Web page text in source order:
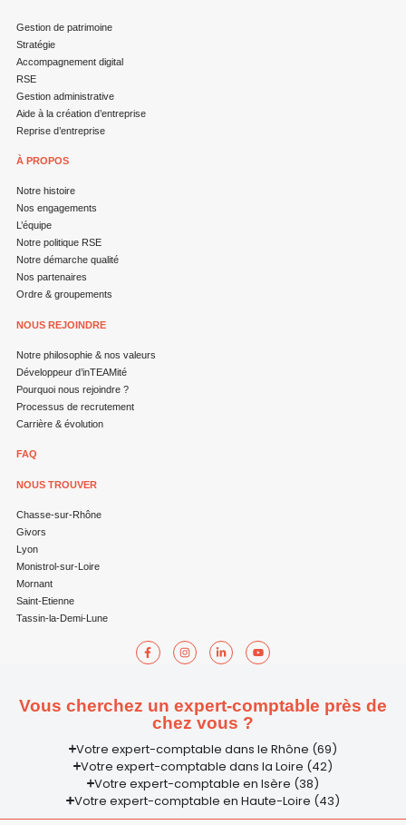
Gestion de patrimoine
Stratégie
Accompagnement digital
RSE
Gestion administrative
Aide à la création d’entreprise
Reprise d’entreprise
À PROPOS
Notre histoire
Nos engagements
L’équipe
Notre politique RSE
Notre démarche qualité
Nos partenaires
Ordre & groupements
NOUS REJOINDRE
Notre philosophie & nos valeurs
Développeur d’inTEAMité
Pourquoi nous rejoindre ?
Processus de recrutement
Carrière & évolution
FAQ
NOUS TROUVER
Chasse-sur-Rhône
Givors
Lyon
Monistrol-sur-Loire
Mornant
Saint-Etienne
Tassin-la-Demi-Lune
Vous cherchez un expert-comptable près de
chez vous ?
Votre expert-comptable dans le Rhône (69)
Votre expert-comptable dans la Loire (42)
Votre expert-comptable en Isère (38)
Votre expert-comptable en Haute-Loire (43)